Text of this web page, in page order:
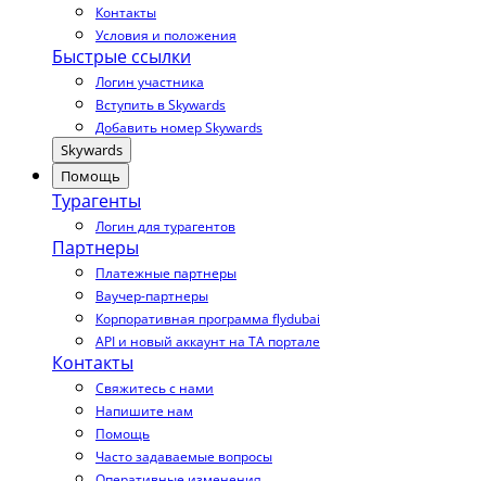
Контакты
Условия и положения
Быстрые ссылки
Логин участника
Вступить в Skywards
Добавить номер Skywards
Skywards
Помощь
Турагенты
Логин для турагентов
Партнеры
Платежные партнеры
Ваучер-партнеры
Корпоративная программа flydubai
API и новый аккаунт на TA портале
Контакты
Свяжитесь с нами
Напишите нам
Помощь
Часто задаваемые вопросы